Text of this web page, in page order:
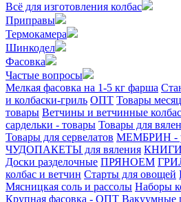
Всё для изготовления колбас
Приправы
Термокамера
Шинкодел
Фасовка
Частые вопросы
Мелкая фасовка на 1-5 кг фарша
и колбаски-гриль ОПТ Товары
товары Ветчины и ветчинные
сардельки - товары Товары для
Товары для сервелатов МЕМБРИН -
ЧУДОПАКЕТЫ для вяления КНИГИ
Доски разделочные ПРЯНОЕМ
колбас и ветчин Старты для овощей
Мясницкая соль и рассолы Наборы
Крупная фасовка - ОПТ Вакуумные